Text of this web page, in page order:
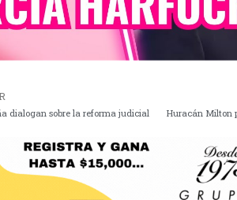
dialogan sobre la reforma judicial Huracán Milton